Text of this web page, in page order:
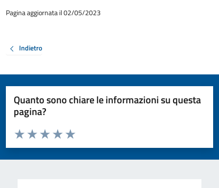
Pagina aggiornata il 02/05/2023
Indietro
Quanto sono chiare le informazioni su questa
pagina?
Valuta da 1 a 5 stelle la pagina
Valuta 5 stelle su 5
Valuta 4 stelle su 5
Valuta 3 stelle su 5
Valuta 2 stelle su 5
Valuta 1 stelle su 5